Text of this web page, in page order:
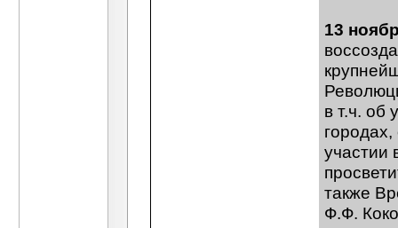
13
в т.ч. об
участии
также
Ф.Ф.